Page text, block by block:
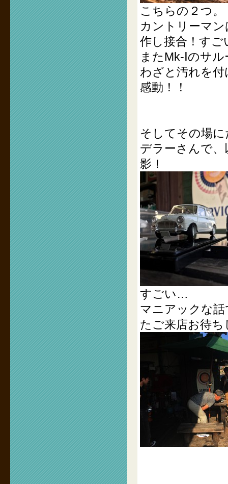
こちらの２つ。
カントリーマ
作し接合！すご
またMk-Ⅰのサ
わざと汚れを
感動！！
そしてその場
デラーさんで
影！
すごい…
マニアックな
たご来店お待